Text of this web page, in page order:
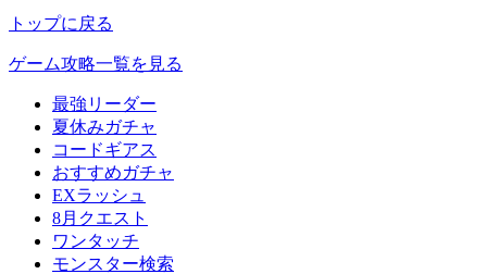
トップに戻る
ゲーム攻略一覧を見る
最強リーダー
夏休みガチャ
コードギアス
おすすめガチャ
EXラッシュ
8月クエスト
ワンタッチ
モンスター検索